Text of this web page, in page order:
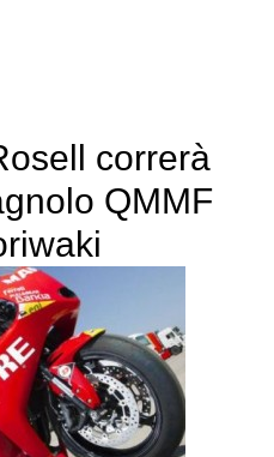
correrà
QMMF